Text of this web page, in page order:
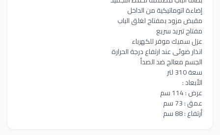
إضاءة اتوماتيكية من الداخل
مقبض مزود بمفتاح لغلق الباب
مفتاح تبريد سريع
عزل سميك موفر للكهرباء
انذار ضوئى عند ارتفاع درجة الحرارة
الجسم معالج ضد الصدأ
سعة 310 لتر
الأبعاد :
عرض : 114 سم
عمق : 73 سم
أرتفاع : 88 سم